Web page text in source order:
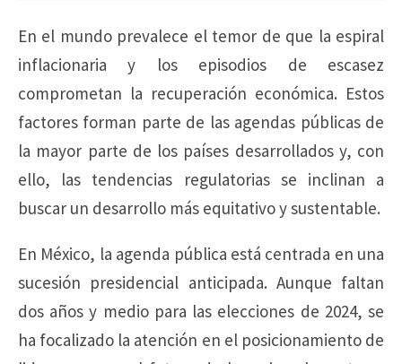
En el mundo prevalece el temor de que la espiral
inflacionaria y los episodios de escasez
comprometan la recuperación económica. Estos
factores forman parte de las agendas públicas de
la mayor parte de los países desarrollados y, con
ello, las tendencias regulatorias se inclinan a
buscar un desarrollo más equitativo y sustentable.
En México, la agenda pública está centrada en una
sucesión presidencial anticipada. Aunque faltan
dos años y medio para las elecciones de 2024, se
ha focalizado la atención en el posicionamiento de